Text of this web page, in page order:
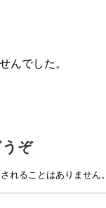
んでした。
ぞ
れることはありません。